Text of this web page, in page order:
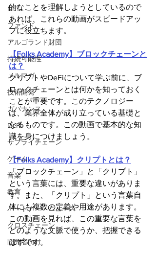
NFT
ファンド
アルゴランド財団
持続可能性
メルマガ
技術開発
ガバナンス
DeFi
サプライチェーン
ゲーム
音楽
教育
パートナー・ニュース
クロスチェーン
開発者向け
的なことを理解しようとしているので
あれば、これらの動画がスピードアッ
プに役立ちます。
【Folks Academy】ブロックチェーンと
は？
クリプトやDeFiについて学ぶ前に、ブ
ロックチェーンとは何かを知っておく
ことが重要です。このテクノロジー
は、業界全体が成り立っている基礎と
なるものです。この動画で基本的な知
識を身につけましょう。
【Folks Academy】クリプトとは？
「ブロックチェーン」と「クリプト」
という言葉には、重要な違いがありま
す。また、「クリプト」という言葉自
体にも複数の定義や用途があります。
この動画を見れば、この重要な言葉を
どのような文脈で使うか、把握できる
はずです。